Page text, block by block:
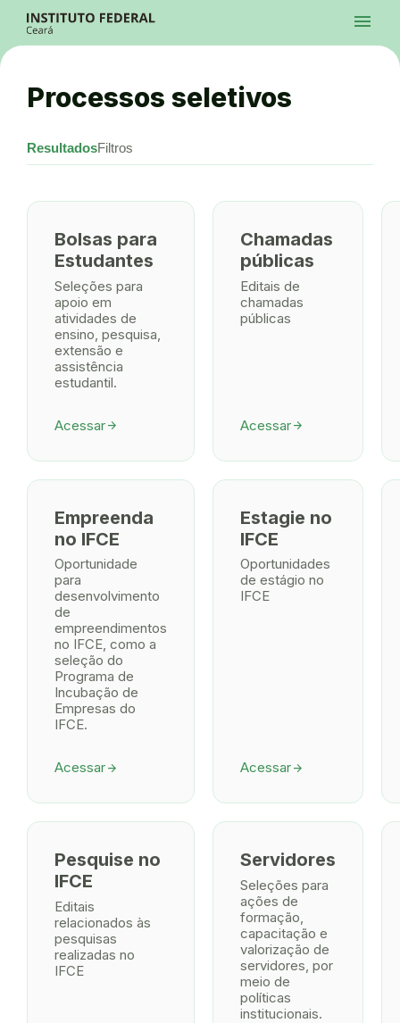
Ir para a busca
Ir para o menu principal
Ir para o conteúdo
Alto Contraste
Login da Área Administrativa
menu
Processos seletivos
ResultadosFiltros
Bolsas para
Estudantes
Seleções para
apoio em
atividades de
ensino, pesquisa,
extensão e
assistência
estudantil.
Acessararrow_forward
Chamadas
públicas
Editais de
chamadas
públicas
Acessararrow_forward
Empreenda
no IFCE
Oportunidade
para
desenvolvimento
de
empreendimentos
no IFCE, como a
seleção do
Programa de
Incubação de
Empresas do
IFCE.
Acessararrow_forward
Estagie no
IFCE
Oportunidades
de estágio no
IFCE
Acessararrow_forward
Pesquise no
IFCE
Editais
relacionados às
pesquisas
realizadas no
IFCE
Servidores
Seleções para
ações de
formação,
capacitação e
valorização de
servidores, por
meio de
políticas
institucionais.